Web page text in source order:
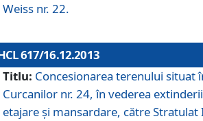
Weiss nr. 22.
617/16.12.2013
Titlu: Concesionarea terenului situat
Curcanilor nr. 24, în vederea
etajare şi mansardare, către Stratulat